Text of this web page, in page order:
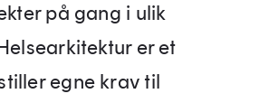
på gang i ulik
er et
egne krav til